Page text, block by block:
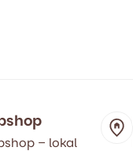
– lokal